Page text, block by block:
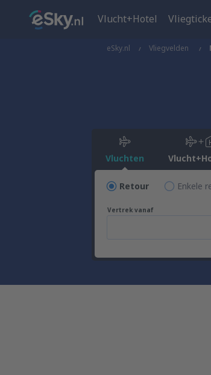
Vlucht+Hotel
eSky.nl Vliegvelden
Vluchten
Retour Enkele
Vertrek vanaf